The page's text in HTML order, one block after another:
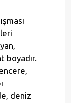
boyadır.
deniz